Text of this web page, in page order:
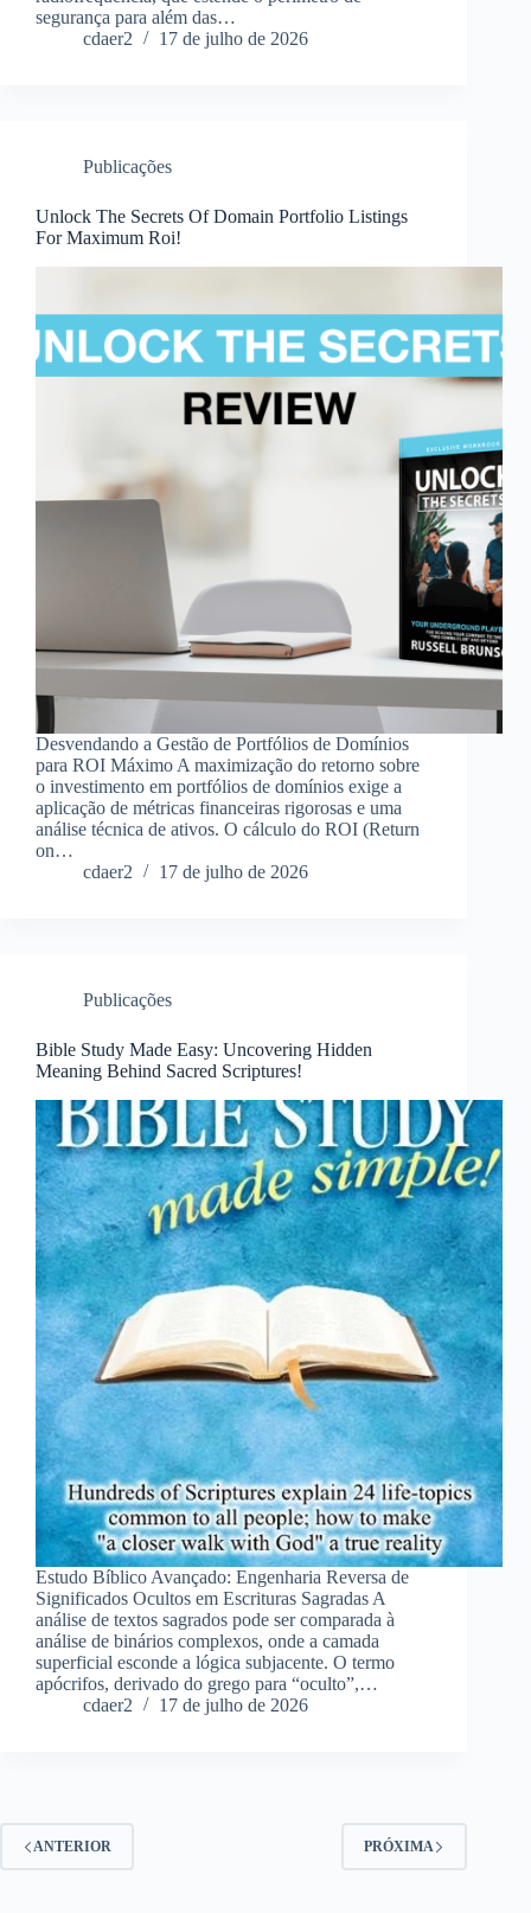
segurança para além das…
cdaer2
17 de julho de 2026
Publicações
Unlock The Secrets Of Domain Portfolio Listings
For Maximum Roi!
Desvendando a Gestão de Portfólios de Domínios
para ROI Máximo A maximização do retorno sobre
o investimento em portfólios de domínios exige a
aplicação de métricas financeiras rigorosas e uma
análise técnica de ativos. O cálculo do ROI (Return
on…
cdaer2
17 de julho de 2026
Publicações
Bible Study Made Easy: Uncovering Hidden
Meaning Behind Sacred Scriptures!
Estudo Bíblico Avançado: Engenharia Reversa de
Significados Ocultos em Escrituras Sagradas A
análise de textos sagrados pode ser comparada à
análise de binários complexos, onde a camada
superficial esconde a lógica subjacente. O termo
apócrifos, derivado do grego para “oculto”,…
cdaer2
17 de julho de 2026
ANTERIOR PRÓXIMA